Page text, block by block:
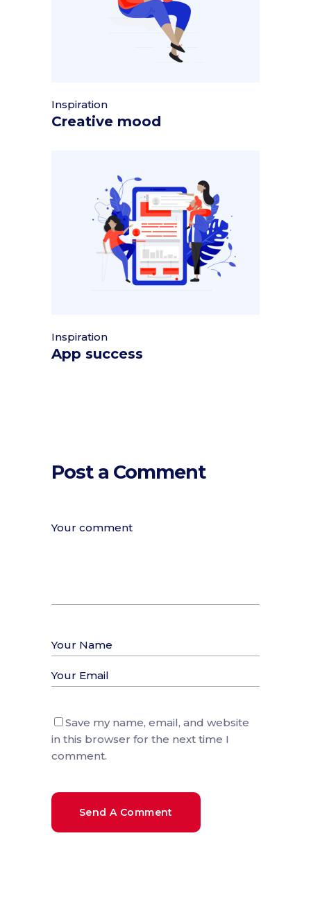
Inspiration
Creative mood
Inspiration
App success
Post a Comment
Save my name, email, and website
in this browser for the next time I
comment.
Send A Comment